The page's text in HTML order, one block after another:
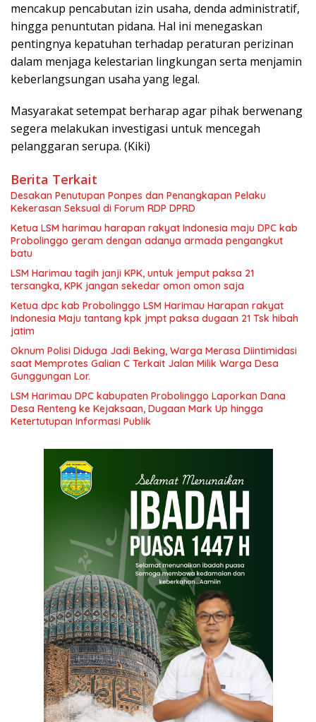
mencakup pencabutan izin usaha, denda administratif,
hingga penuntutan pidana. Hal ini menegaskan
pentingnya kepatuhan terhadap peraturan perizinan
dalam menjaga kelestarian lingkungan serta menjamin
keberlangsungan usaha yang legal.
Masyarakat setempat berharap agar pihak berwenang
segera melakukan investigasi untuk mencegah
pelanggaran serupa. (Kiki)
Berita Terkait
Desakan Penutupan Ponpes dan Penangkapan Pelaku
Kekerasan Seksual di Forum RDP DPRD
Ketua LSM harimau harapan rakyat Indonesia maju DPC kab
Probolinggo geram dengan adanya armada pengangkut
batu
LSM Harimau tagih janji KPK, untuk jemput paksa 21
tersangka, KPK jangan sekedar omon omon saja
Ketua dpc kab Probolinggo LSM Harimau Harapan rakyat
Indonesia Maju tantang kpk jmpt paksa dugaan 21 Tsk hibah
jatim
Oknum Polisi Diduga Jadi Beking, Warga Merasa Diintimidasi
saat Memprotes Galian C Terkait Jalan Milik Warga Desa
Gunggungan Lor.
LSM Harimau DPC kabupaten Probolinggo Laporkan Dana
Desa Renteng ke Kejaksaan, Dugaan Mark Up hingga
Ketertutupan Informasi Publik